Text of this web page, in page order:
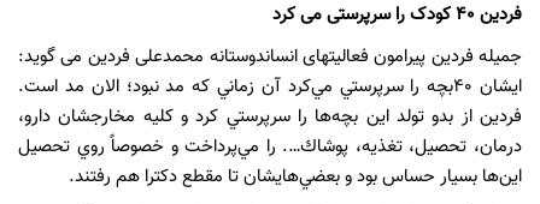
فردین ۴۰ کودک را سرپرستی می کرد
جمیله فردین پیرامون فعالیتهای انساندوستانه محمدعلی فردین می گوید:
ايشان ۴۰بچه را سرپرستي مي‌كرد آن زماني كه مد نبود‌‌‌؛ الان مد است.
فردين از بدو تولد اين بچه‌ها را سرپرستي كرد و كليه مخارجشان دارو،
درمان، تحصيل، تغذيه، پوشاك…. را مي‌پرداخت و خصوصاً روي تحصيل
اين‌ها بسيار حساس بود و بعضي‌هايشان تا مقطع دكترا هم رفتند.